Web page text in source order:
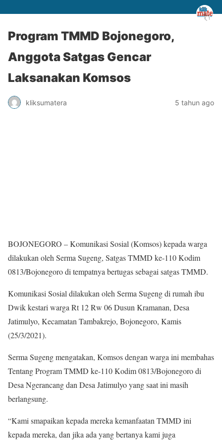
Program TMMD Bojonegoro,
Anggota Satgas Gencar
Laksanakan Komsos
kliksumatera 5 tahun ago
BOJONEGORO – Komunikasi Sosial (Komsos) kepada warga
dilakukan oleh Serma Sugeng, Satgas TMMD ke-110 Kodim
0813/Bojonegoro di tempatnya bertugas sebagai satgas TMMD.
Komunikasi Sosial dilakukan oleh Serma Sugeng di rumah ibu
Dwik kestari warga Rt 12 Rw 06 Dusun Kramanan, Desa
Jatimulyo, Kecamatan Tambakrejo, Bojonegoro, Kamis
(25/3/2021).
Serma Sugeng mengatakan, Komsos dengan warga ini membahas
Tentang Program TMMD ke-110 Kodim 0813/Bojonegoro di
Desa Ngerancang dan Desa Jatimulyo yang saat ini masih
berlangsung.
“Kami smapaikan kepada mereka kemanfaatan TMMD ini
kepada mereka, dan jika ada yang bertanya kami juga